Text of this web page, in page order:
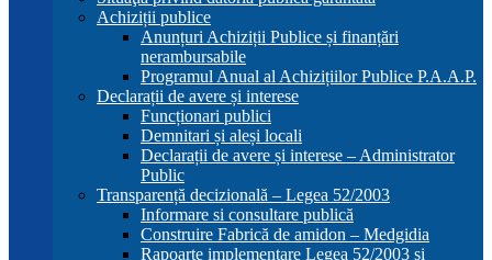
Achiziții publice
Anunțuri Achiziții Publice și finanțări
nerambursabile
Programul Anual al Achizițiilor Publice P.A.A.P.
Declarații de avere și interese
Funcționari publici
Demnitari și aleși locali
Declarații de avere și interese – Administrator
Public
Transparență decizională – Legea 52/2003
Informare si consultare publică
Construire Fabrică de amidon – Medgidia
Rapoarte implementare Legea 52/2003 si